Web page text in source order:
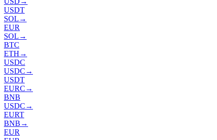
USDT
SOL →
EUR
SOL →
BTC
ETH →
USDC
USDC →
USDT
EURC →
BNB
USDC →
EURT
BNB →
EUR